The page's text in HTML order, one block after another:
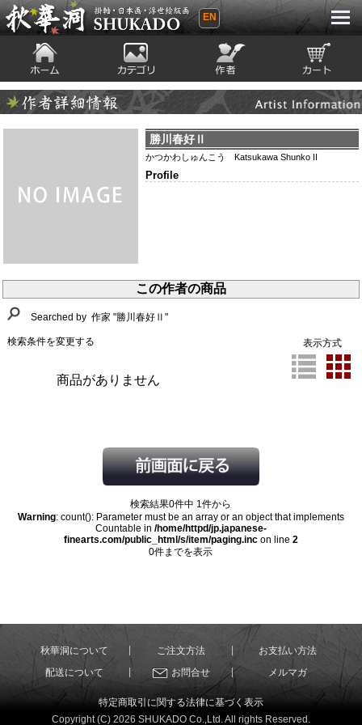
秋華洞 SHUKADO 掛軸・日本画・浮世
EN
ホーム カテゴリ 絵師 カート
作者詳細情報 勝川春好Ⅱ
かつかわしゅんこう Katsukawa Shunko II
Profile
この作者の商品
Searched by 作家 "勝川春好Ⅱ"
検索条件を変更する 表示方式
商品がありません
検索結果0件中 1件から
Warning: count(): Parameter must be an array or an object that implements
Countable in /home/httpd/jp.japanese-
finearts.com/public_html/s/item/paging.incon line 2
0件までを表示
秋華洞について ご注文方法
お支払い方法
配送について
お問合せ メルマガ
特定商取引に関する法律に基づく表示
Copyright (C) 2026 SHUKADO Co.,Ltd. All rights Reserved.